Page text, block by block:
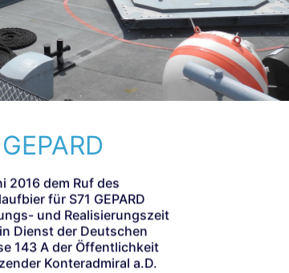
2016 dem Ruf des
für S71 GEPARD
und Realisierungszeit
Dienst der Deutschen
143 A der Öffentlichkeit
Konteradmiral a.D.